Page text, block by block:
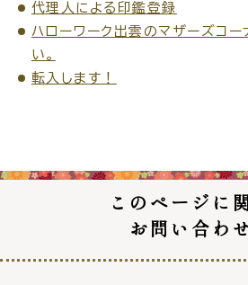
代理人による印鑑登録
ハローワーク出雲のマザーズコー
い。
転入します！
このページに
お問い合わ